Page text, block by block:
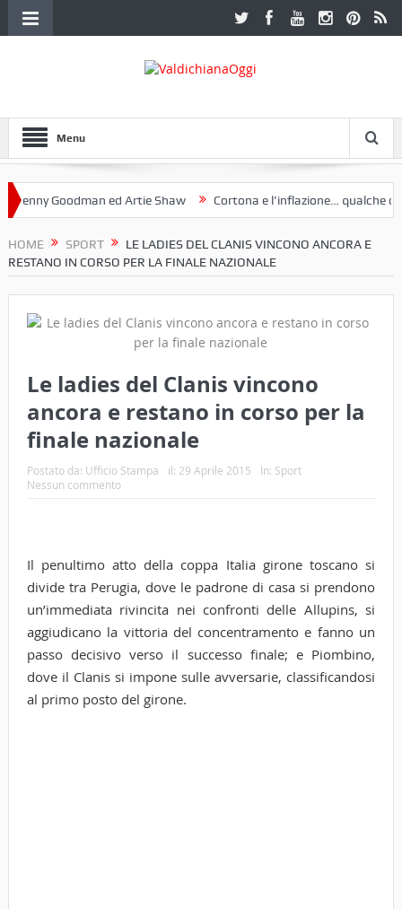
Menu
Goodman ed Artie Shaw Cortona e l’inflazione… qualche
HOME SPORT
LE LADIES DEL CLANIS VINCONO ANCORA E
RESTANO IN CORSO PER LA FINALE NAZIONALE
Le ladies del Clanis vincono
ancora e restano in corso per la
finale nazionale
Postato da: Ufficio Stampa il: 29 Aprile 2015 In: Sport
Nessun commento
Il penultimo atto della coppa Italia girone toscano si
divide tra Perugia, dove le padrone di casa si prendono
un’immediata rivincita nei confronti delle Allupins, si
aggiudicano la vittoria del concentramento e fanno un
passo decisivo verso il successo finale; e Piombino,
dove il Clanis si impone sulle avversarie, classificandosi
al primo posto del girone.